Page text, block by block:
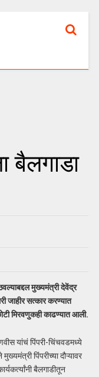
बैलगाडा
मुख्यमंत्री देवेंद्र
जाहीर सत्कार करण्यात
मिरवणुकही काढण्यात आली.
यांचं पिंपरी-चिंचवडमध्ये
पिंपरीच्या दौऱ्यावर
बैलगाडीतून